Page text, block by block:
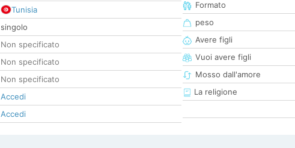
Tunisia
singolo
Non specificato
Non specificato
Non specificato
Accedi
Accedi
Formato
peso
Avere figli
Vuoi avere figli
Mosso dall'amore
La religione